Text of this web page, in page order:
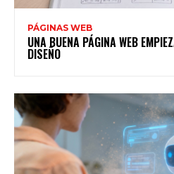
PÁGINAS WEB
UNA BUENA PÁGINA WEB
DISEÑO